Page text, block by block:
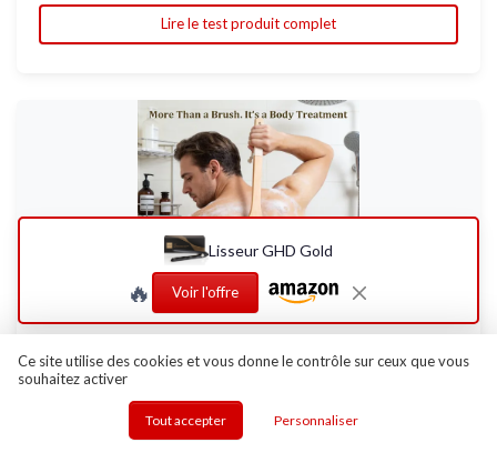
Lire le test produit complet
BLENDURA
Brosse Dos Douche Long Manche, Utilisation
Humide et Sèche B...
La brosse qui fait enfin le boulot sur les zones galère
Lisseur GHD Gold
🔥 Voir l'offre
Ce site utilise des cookies et vous donne le contrôle sur ceux que vous
souhaitez activer
Tout accepter Personnaliser